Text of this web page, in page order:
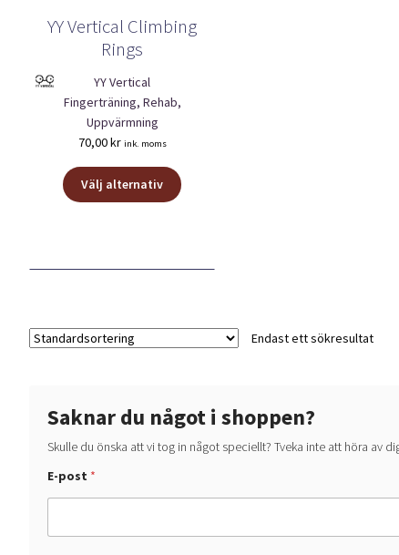
YY Vertical Climbing
Rings
YY Vertical
Fingerträning, Rehab,
Uppvärmning
70,00kr ink. moms
Välj alternativ
Den
här
alternativen
produktsidan
Endast ett sökresultat
Saknar du något i shoppen?
Skulle du önska att vi tog in något speciellt? Tveka inte att höra av
u
l
E-post *